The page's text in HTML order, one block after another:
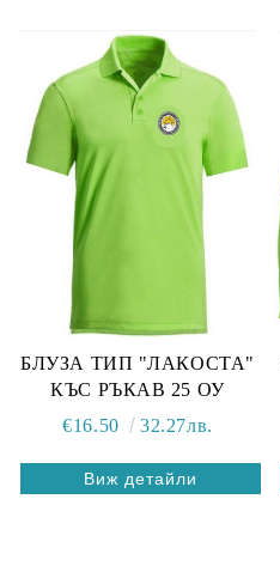
БЛУЗА ТИП "ЛАКОСТА"
КЪС РЪКАВ 25 ОУ
€16.50
32.27лв.
Виж детайли